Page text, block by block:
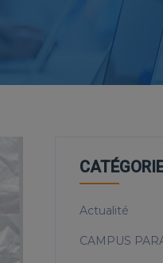
Actualité
CAMPUS